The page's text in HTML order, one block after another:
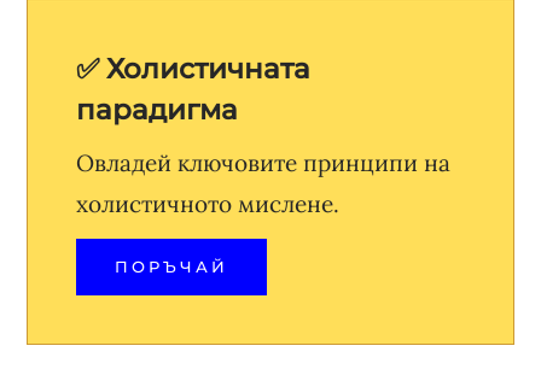
✅ Холистичната
парадигма
Овладей ключовите принципи на
холистичното мислене.
ПОРЪЧАЙ